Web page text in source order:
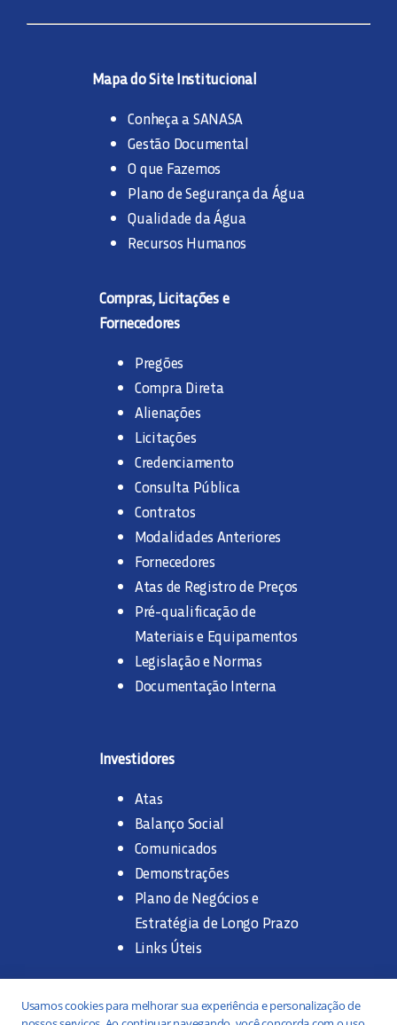
Mapa do Site Institucional
Conheça a SANASA
Gestão Documental
O que Fazemos
Plano de Segurança da Água
Qualidade da Água
Recursos Humanos
Compras, Licitações e
Fornecedores
Pregões
Compra Direta
Alienações
Licitações
Credenciamento
Consulta Pública
Contratos
Modalidades Anteriores
Fornecedores
Atas de Registro de Preços
Pré-qualificação de
Materiais e Equipamentos
Legislação e Normas
Documentação Interna
Investidores
Atas
Balanço Social
Comunicados
Demonstrações
Plano de Negócios e
Estratégia de Longo Prazo
Links Úteis
Trabalhe na SANASA
Usamos cookies para melhorar sua experiência e personalização de